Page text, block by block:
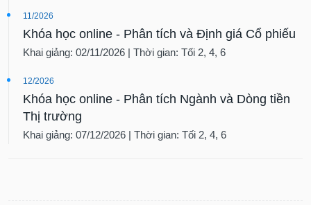
11/2026
Khóa học online - Phân tích và Định giá Cổ phiếu
Khai giảng: 02/11/2026 | Thời gian: Tối 2, 4, 6
12/2026
Khóa học online - Phân tích Ngành và Dòng tiền
Thị trường
Khai giảng: 07/12/2026 | Thời gian: Tối 2, 4, 6